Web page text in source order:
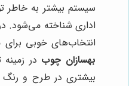
سیستم بیشتر به خاطر
اداری شناخته می‌شود.
انتخاب‌های خوبی برای
بهسازان چوب در
بیشتری در طرح و رنگ